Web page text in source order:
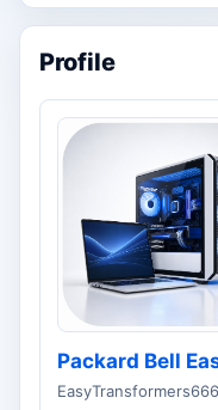
Profile
Packard Bell
EasyTransformers666